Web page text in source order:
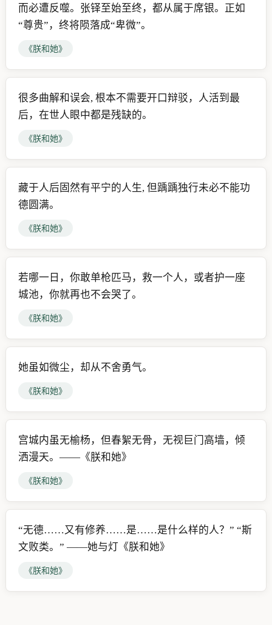
而必遭反噬。张铎至始至终，都从属于席银。正如
“尊贵”，终将陨落成“卑微”。
《朕和她》
很多曲解和误会, 根本不需要开口辩驳，人活到最
后，在世人眼中都是残缺的。
《朕和她》
藏于人后固然有平宁的人生, 但踽踽独行未必不能功
德圆满。
《朕和她》
若哪一日，你敢单枪匹马，救一个人，或者护一座
城池，你就再也不会哭了。
《朕和她》
她虽如微尘，却从不舍勇气。
《朕和她》
宫城内虽无榆杨，但春絮无骨，无视巨门高墙，倾
洒漫天。——《朕和她》
《朕和她》
“无德……又有修养……是……是什么样的人？” “斯
文败类。” ——她与灯《朕和她》
《朕和她》